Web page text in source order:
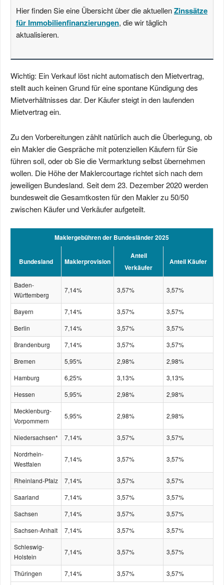
Hier finden Sie eine Übersicht über die aktuellenZinssätze
für Immobilienfinanzierungen, die wir täglich
aktualisieren.
Wichtig: Ein Verkauf löst nicht automatisch den Mietvertrag,
stellt auch keinen Grund für eine spontane Kündigung des
Mietverhältnisses dar. Der Käufer steigt in den laufenden
Mietvertrag ein.
Zu den Vorbereitungen zählt natürlich auch die Überlegung, ob
ein Makler die Gespräche mit potenziellen Käufern für Sie
führen soll, oder ob Sie die Vermarktung selbst übernehmen
wollen. Die Höhe der Maklercourtage richtet sich nach dem
jeweiligen Bundesland. Seit dem 23. Dezember 2020 werden
bundesweit die Gesamtkosten für den Makler zu 50/50
zwischen Käufer und Verkäufer aufgeteilt.
Maklergebühren der Bundesländer 2025
Bundesland Maklerprovision
Anteil
Verkäufer
Anteil Käufer
Baden-
Württemberg
7,14% 3,57% 3,57%
Bayern 7,14% 3,57%
3,57%
Berlin
7,14% 3,57%
3,57%
Brandenburg
7,14% 3,57%
3,57%
Bremen
5,95% 2,98%
2,98%
Hamburg
6,25% 3,13%
3,13%
Hessen
5,95% 2,98%
2,98%
Mecklenburg-
Vorpommern
5,95% 2,98% 2,98%
Niedersachsen* 7,14% 3,57%
3,57%
Nordrhein-
Westfalen
7,14% 3,57% 3,57%
Rheinland-Pfalz 7,14% 3,57%
3,57%
Saarland
7,14% 3,57%
3,57%
Sachsen
7,14% 3,57%
3,57%
Sachsen-Anhalt
7,14% 3,57%
3,57%
Schleswig-
Holstein
7,14% 3,57% 3,57%
Thüringen 7,14% 3,57%
3,57%